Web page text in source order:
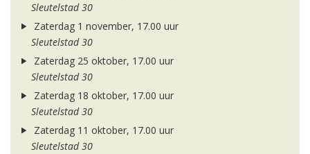
Sleutelstad 30
Zaterdag 1 november, 17.00 uur
Sleutelstad 30
Zaterdag 25 oktober, 17.00 uur
Sleutelstad 30
Zaterdag 18 oktober, 17.00 uur
Sleutelstad 30
Zaterdag 11 oktober, 17.00 uur
Sleutelstad 30